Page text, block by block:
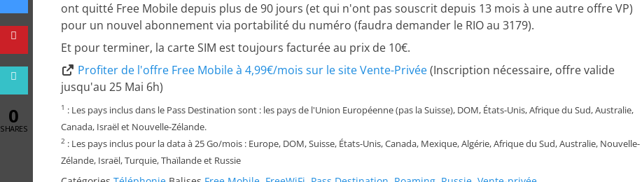
ont quitté Free Mobile depuis plus de 90 jours (et qui n'ont pas souscrit depuis 13 mois à une autre offre VP)
pour un nouvel abonnement via portabilité du numéro (faudra demander le RIO au 3179).
Et pour terminer, la carte SIM est toujours facturée au prix de 10€.
Profiter de l'offre Free Mobile à 4,99€/mois sur le site Vente-Privée(Inscription nécessaire, offre valide
jusqu'au 25 Mai 6h)
1 : Les pays inclus dans le Pass Destination sont : les pays de l'Union Européenne (pas la Suisse), DOM, États-Unis, Afrique du Sud, Australie,
Canada, Israël et Nouvelle-Zélande.
2 : Les pays inclus pour la data à 25 Go/mois : Europe, DOM, Suisse, États-Unis, Canada, Mexique, Algérie, Afrique du Sud, Australie, Nouvelle-
Zélande, Israël, Turquie, Thaïlande et Russie
0
SHARES